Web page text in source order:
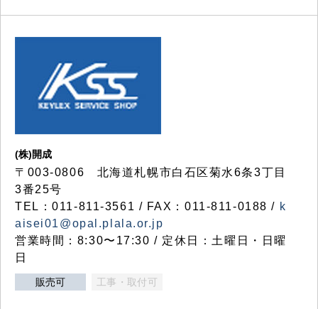
(株)開成
〒003-0806 北海道札幌市白石区菊水6条3丁目
3番25号
TEL：011-811-3561 / FAX：011-811-0188 / k
aisei01@opal.plala.or.jp
営業時間：8:30〜17:30 / 定休日：土曜日・日曜
日
販売可 工事・取付可